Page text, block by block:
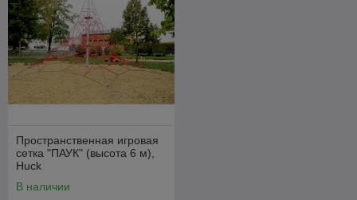
Пространственная игровая
сетка "ПАУК" (высота 6 м),
Huck
В наличии